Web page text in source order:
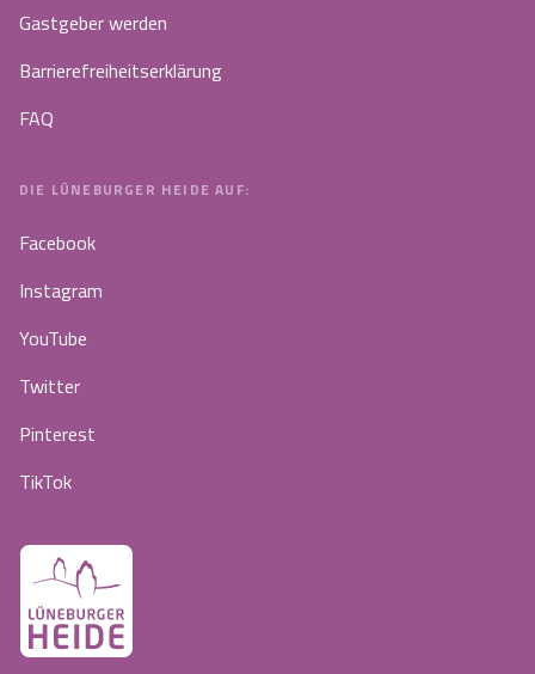
Gastgeber werden
Barrierefreiheitserklärung
FAQ
DIE LÜNEBURGER HEIDE AUF:
Facebook
Instagram
YouTube
Twitter
Pinterest
TikTok